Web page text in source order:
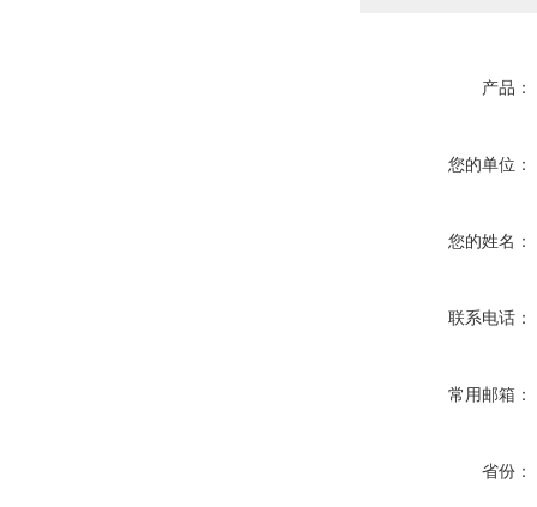
产品：
您的单位：
您的姓名：
联系电话：
常用邮箱：
省份：